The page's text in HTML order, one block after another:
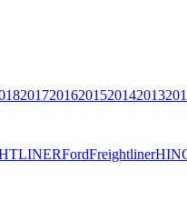
20172016201520142013
FordFreightliner